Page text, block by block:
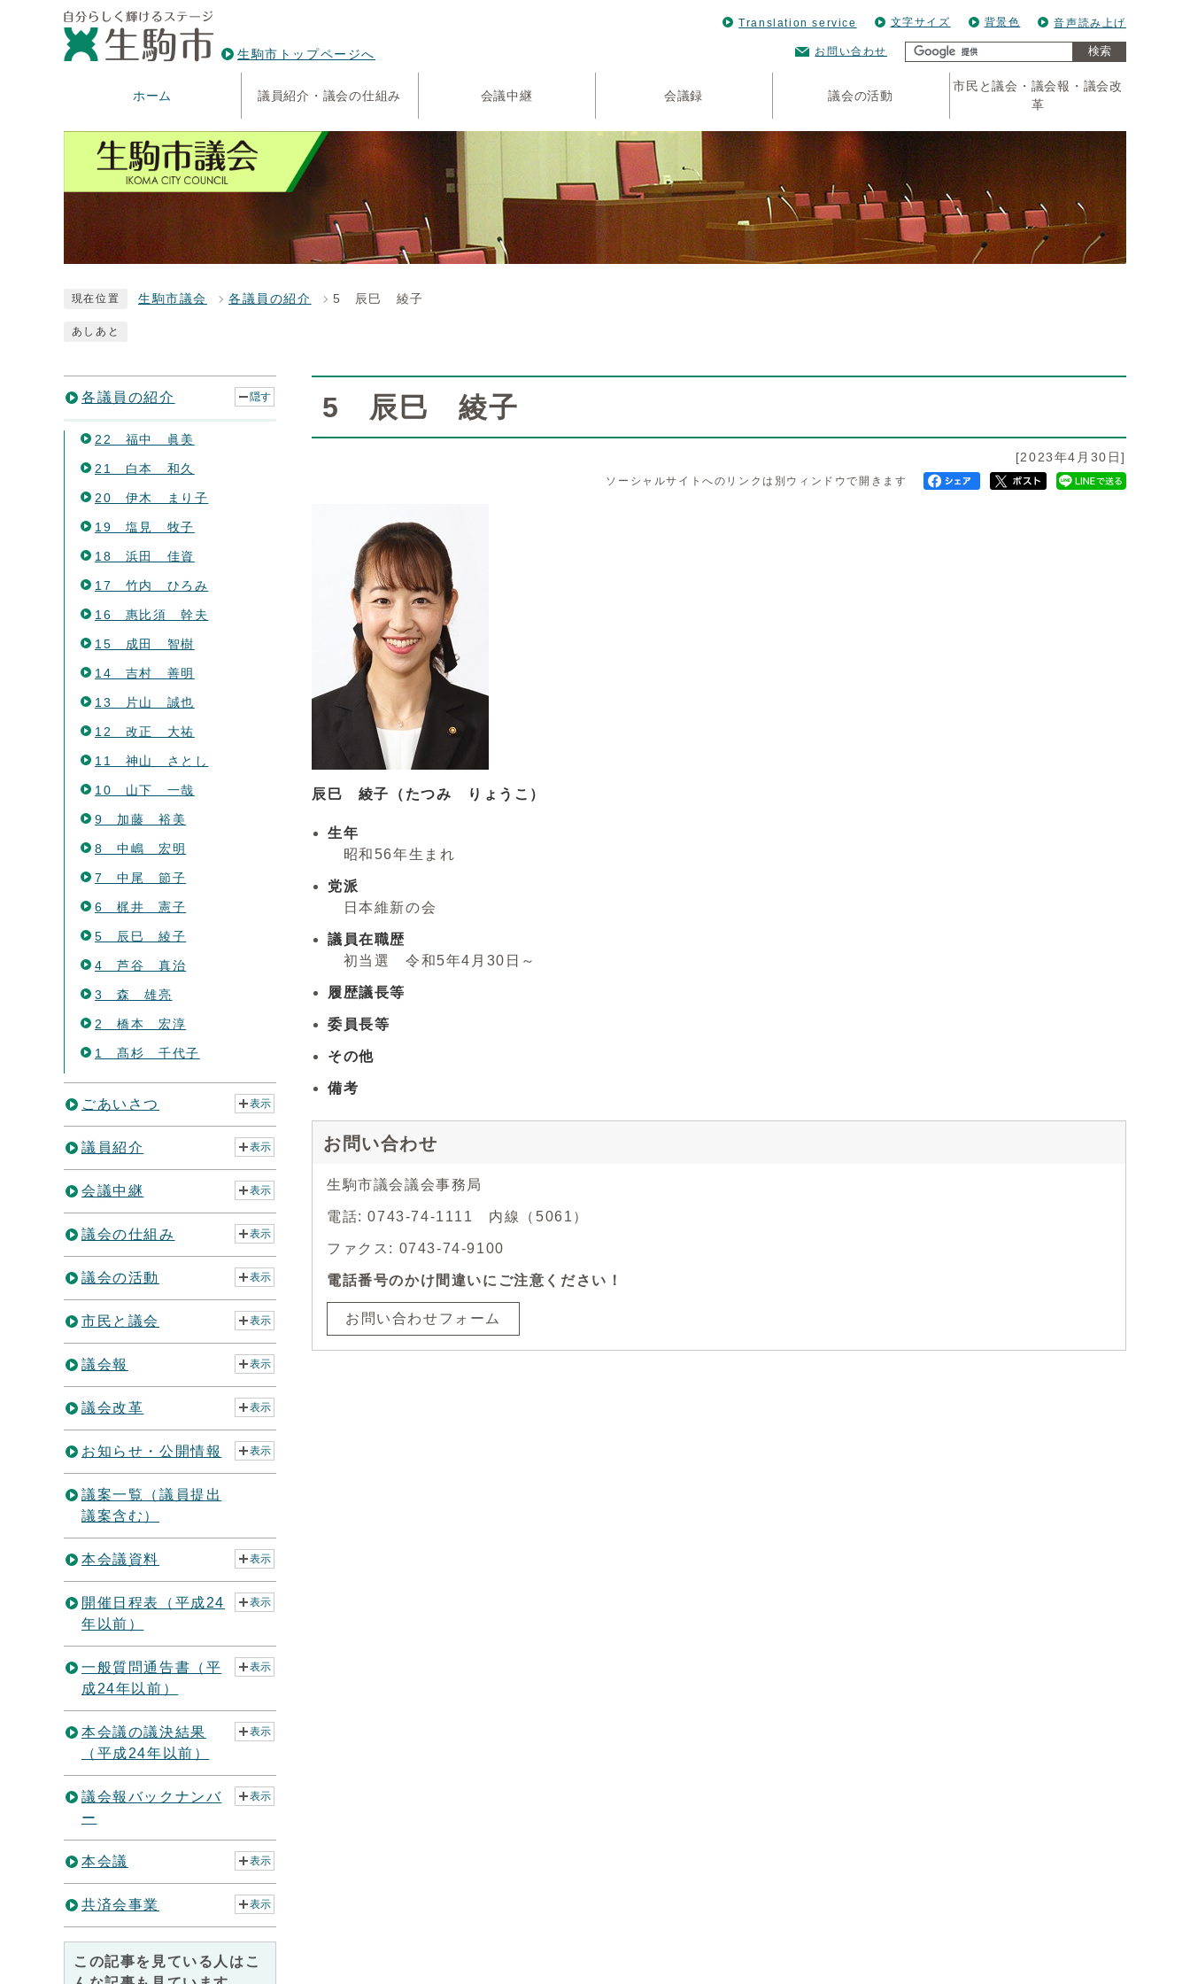
生駒市トップページへ
Translation service 文字サイズ 背景色 音声読み上げ
お問い合わせ 検索
ホーム 議員紹介・議会の仕組み 会議中継 会議録 議会の活動
市民と議会・議会報・議会改
革
現在位置 生駒市議会 各議員の紹介 5 辰巳 綾子
あしあと
5 辰巳 綾子
[2023年4月30日]
ソーシャルサイトへのリンクは別ウィンドウで開きます
辰巳 綾子（たつみ りょうこ）
生年
昭和56年生まれ
党派
日本維新の会
議員在職歴
初当選 令和5年4月30日～
履歴議長等
委員長等
その他
備考
お問い合わせ
生駒市議会議会事務局
電話: 0743-74-1111 内線（5061）
ファクス: 0743-74-9100
電話番号のかけ間違いにご注意ください！
お問い合わせフォーム
各議員の紹介 隠す
22 福中 眞美
21 白本 和久
20 伊木 まり子
19 塩見 牧子
18 浜田 佳資
17 竹内 ひろみ
16 惠比須 幹夫
15 成田 智樹
14 吉村 善明
13 片山 誠也
12 改正 大祐
11 神山 さとし
10 山下 一哉
9 加藤 裕美
8 中嶋 宏明
7 中尾 節子
6 梶井 憲子
5 辰巳 綾子
4 芦谷 真治
3 森 雄亮
2 橋本 宏淳
1 髙杉 千代子
ごあいさつ 表示
議員紹介 表示
会議中継 表示
議会の仕組み 表示
議会の活動 表示
市民と議会 表示
議会報 表示
議会改革 表示
お知らせ・公開情報 表示
議案一覧（議員提出
議案含む）
本会議資料 表示
開催日程表（平成24
年以前）
表示
一般質問通告書（平
成24年以前）
表示
本会議の議決結果
（平成24年以前）
表示
議会報バックナンバ
ー
表示
本会議 表示
共済会事業 表示
この記事を見ている人はこ